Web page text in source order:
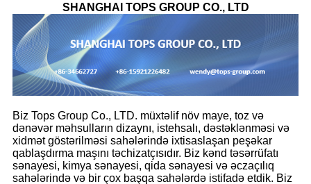
SHANGHAI TOPS GROUP CO., LTD
Biz Tops Group Co., LTD. müxtəlif növ maye, toz və
dənəvər məhsulların dizaynı, istehsalı, dəstəklənməsi və
xidmət göstərilməsi sahələrində ixtisaslaşan peşəkar
qablaşdırma maşını təchizatçısıdır. Biz kənd təsərrüfatı
sənayesi, kimya sənayesi, qida sənayesi və əczaçılıq
sahələrində və bir çox başqa sahələrdə istifadə etdik. Biz